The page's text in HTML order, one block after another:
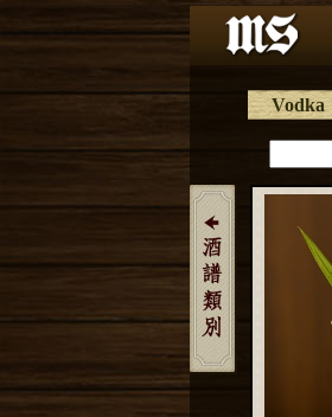
Vodka